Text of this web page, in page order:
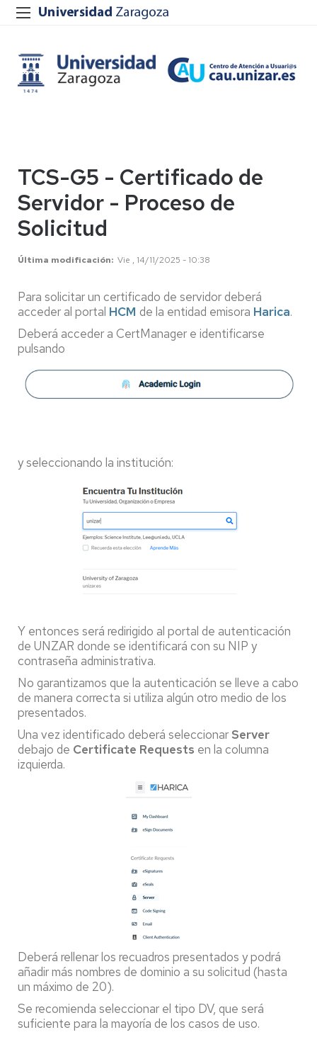
TCS-G5 - Certificado de
Servidor - Proceso de
Solicitud
Última modificación Vie , 14/11/2025 - 10:38
Para solicitar un certificado de servidor deberá
acceder al portal HCM de la entidad emisora Harica.
Deberá acceder a CertManager e identificarse
pulsando
y seleccionando la institución:
Y entonces será redirigido al portal de autenticación
de UNZAR donde se identificará con su NIP y
contraseña administrativa.
No garantizamos que la autenticación se lleve a cabo
de manera correcta si utiliza algún otro medio de los
presentados.
Una vez identificado deberá seleccionar Server
debajo de Certificate Requests en la columna
izquierda.
Deberá rellenar los recuadros presentados y podrá
añadir más nombres de dominio a su solicitud (hasta
un máximo de 20).
Se recomienda seleccionar el tipo DV, que será
suficiente para la mayoría de los casos de uso.